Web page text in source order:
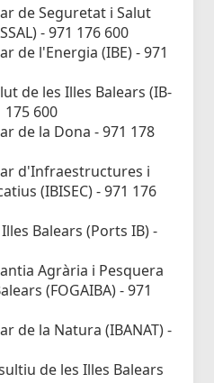
de Seguretat i Salut
- 971 176 600
de l'Energia (IBE) - 971
de les Illes Balears (IB-
175 600
de la Dona - 971 178
d'Infraestructures i
(IBISEC) - 971 176
Balears (Ports IB) -
Agrària i Pesquera
(FOGAIBA) - 971
de la Natura (IBANAT) -
de les Illes Balears